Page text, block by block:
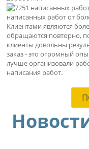
написанных работ от
Клиентами являются
обращаются повторно,
клиенты довольны
заказ - это огромный
лучше организовали
написания работ.